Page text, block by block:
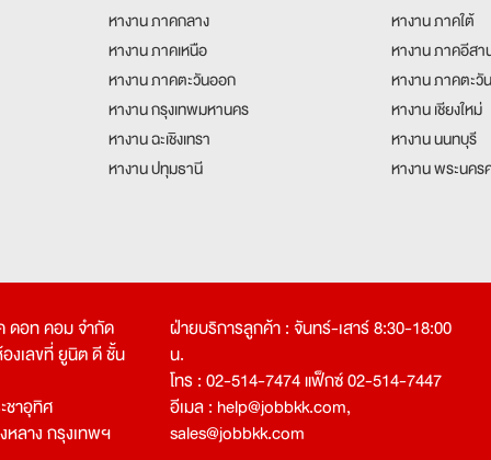
หางาน ภาคกลาง
หางาน ภาคใต้
หางาน ภาคเหนือ
หางาน ภาคอีสา
หางาน ภาคตะวันออก
หางาน ภาคตะวั
หางาน กรุงเทพมหานคร
หางาน เชียงใหม่
หางาน ฉะเชิงเทรา
หางาน นนทบุรี
หางาน ปทุมธานี
หางาน พระนค
ดอท คอม จำกัด
งเลขที่ ยูนิต ดี ชั้น
ชาอุทิศ
หลาง กรุงเทพฯ
ฝ่ายบริการลูกค้า : จันทร์-เสาร์ 8:30-18:00
น.
โทร : 02-514-7474 แฟ็กซ์ 02-514-7447
อีเมล : help@jobbkk.com,
sales@jobbkk.com